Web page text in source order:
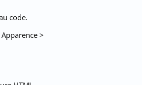
code.
>